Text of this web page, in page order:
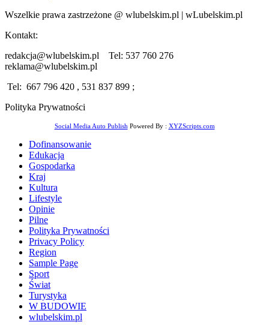
Wszelkie prawa zastrzeżone @ wlubelskim.pl | wLubelskim.pl
Kontakt:
redakcja@wlubelskim.pl Tel: 537 760 276
reklama@wlubelskim.pl
Tel: 667 796 420 , 531 837 899 ;
Polityka Prywatności
Social Media Auto Publish Powered By : XYZScripts.com
Dofinansowanie
Edukacja
Gospodarka
Kraj
Kultura
Lifestyle
Opinie
Pilne
Polityka Prywatności
Privacy Policy
Region
Sample Page
Sport
Świat
Turystyka
W BUDOWIE
wlubelskim.pl